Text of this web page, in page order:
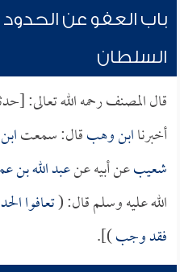
باب العفو عن الحدود
السلطان
قال المصنف رحمه الله تعالى:
أخبرناابن وهبقال: سمعت
شعيبعن أبيه عنعبد الله بن
الله عليه وسلم قال: (تعافوا
فقد وجب)].